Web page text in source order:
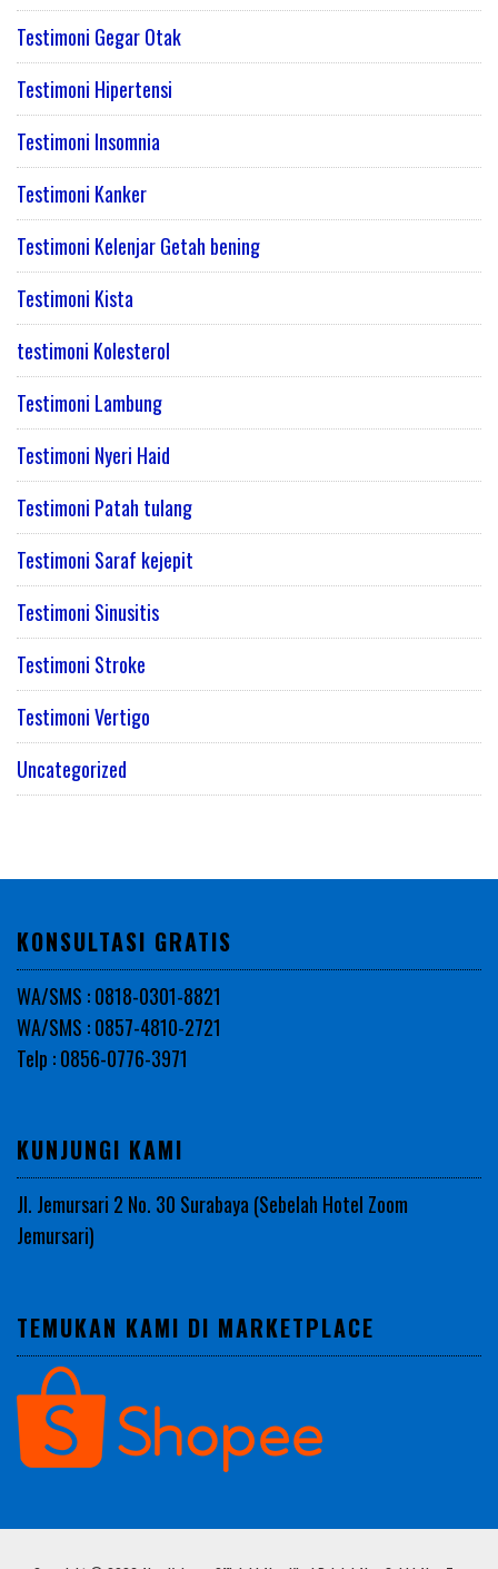
Testimoni Gegar Otak
Testimoni Hipertensi
Testimoni Insomnia
Testimoni Kanker
Testimoni Kelenjar Getah bening
Testimoni Kista
testimoni Kolesterol
Testimoni Lambung
Testimoni Nyeri Haid
Testimoni Patah tulang
Testimoni Saraf kejepit
Testimoni Sinusitis
Testimoni Stroke
Testimoni Vertigo
Uncategorized
KONSULTASI GRATIS
WA/SMS : 0818-0301-8821
WA/SMS : 0857-4810-2721
Telp : 0856-0776-3971
KUNJUNGI KAMI
Jl. Jemursari 2 No. 30 Surabaya (Sebelah Hotel Zoom
Jemursari)
TEMUKAN KAMI DI MARKETPLACE